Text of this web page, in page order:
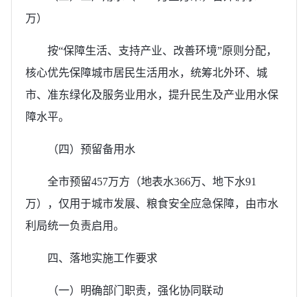
万）
按“保障生活、支持产业、改善环境”原则分配，
核心优先保障城市居民生活用水，统筹北外环、城
市、准东绿化及服务业用水，提升民生及产业用水保
障水平。
（四）预留备用水
全市预留457万方（地表水366万、地下水91
万），仅用于城市发展、粮食安全应急保障，由市水
利局统一负责启用。
四、落地实施工作要求
（一）明确部门职责，强化协同联动